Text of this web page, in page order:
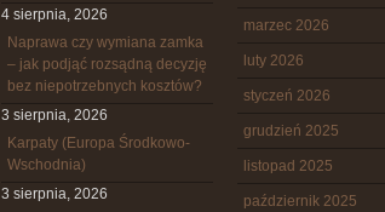
4 sierpnia, 2026
Naprawa czy wymiana zamka
– jak podjąć rozsądną decyzję
bez niepotrzebnych kosztów?
3 sierpnia, 2026
Karpaty (Europa Środkowo-
Wschodnia)
3 sierpnia, 2026
marzec 2026
luty 2026
styczeń 2026
grudzień 2025
listopad 2025
październik 2025